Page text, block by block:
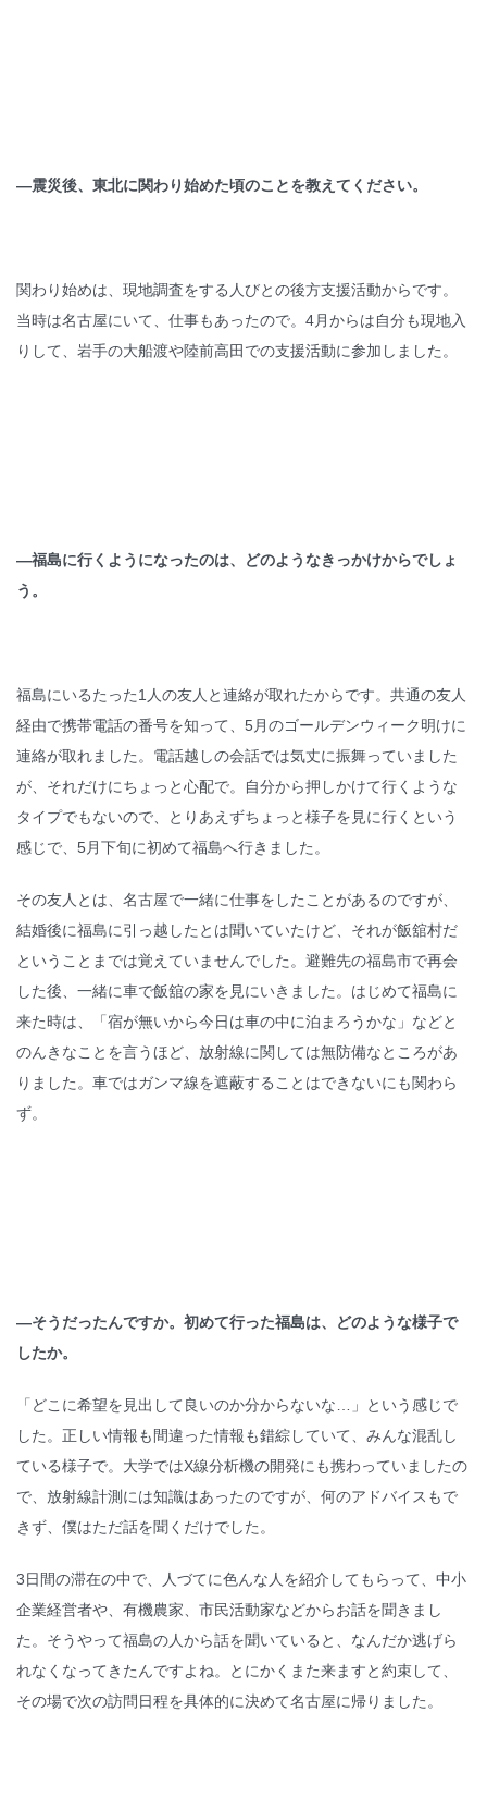
—震災後、東北に関わり始めた頃のことを教えてください。
関わり始めは、現地調査をする人びとの後方支援活動からです。
当時は名古屋にいて、仕事もあったので。4月からは自分も現地入
りして、岩手の大船渡や陸前高田での支援活動に参加しました。
—福島に行くようになったのは、どのようなきっかけからでしょ
う。
福島にいるたった1人の友人と連絡が取れたからです。共通の友人
経由で携帯電話の番号を知って、5月のゴールデンウィーク明けに
連絡が取れました。電話越しの会話では気丈に振舞っていました
が、それだけにちょっと心配で。自分から押しかけて行くような
タイプでもないので、とりあえずちょっと様子を見に行くという
感じで、5月下旬に初めて福島へ行きました。
その友人とは、名古屋で一緒に仕事をしたことがあるのですが、
結婚後に福島に引っ越したとは聞いていたけど、それが飯舘村だ
ということまでは覚えていませんでした。避難先の福島市で再会
した後、一緒に車で飯舘の家を見にいきました。はじめて福島に
来た時は、「宿が無いから今日は車の中に泊まろうかな」などと
のんきなことを言うほど、放射線に関しては無防備なところがあ
りました。車ではガンマ線を遮蔽することはできないにも関わら
ず。
—そうだったんですか。初めて行った福島は、どのような様子で
したか。
「どこに希望を見出して良いのか分からないな…」という感じで
した。正しい情報も間違った情報も錯綜していて、みんな混乱し
ている様子で。大学ではX線分析機の開発にも携わっていましたの
で、放射線計測には知識はあったのですが、何のアドバイスもで
きず、僕はただ話を聞くだけでした。
3日間の滞在の中で、人づてに色んな人を紹介してもらって、中小
企業経営者や、有機農家、市民活動家などからお話を聞きまし
た。そうやって福島の人から話を聞いていると、なんだか逃げら
れなくなってきたんですよね。とにかくまた来ますと約束して、
その場で次の訪問日程を具体的に決めて名古屋に帰りました。